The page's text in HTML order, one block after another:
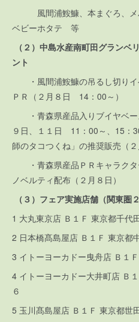
風間浦鮟鱇、本まぐろ、メ
ベビーホタテ 等
（２）中島水産南町田グラン
ント
・風間浦鮟鱇の吊るし切りイ
ＰＲ（２月８日 14：00～）
・青森県産品入りブイヤベー
９日、１１日 11：00～、15：
師のタコつくね」の推奨販売（
・青森県産品ＰＲキャラクタ
ノベルティ配布（２月８日）
（３）フェア実施店舗（関東圏
1 大丸東京店 Ｂ１Ｆ 東京都千代
2 日本橋髙島屋店 Ｂ１Ｆ 東京都
3 イトーヨーカドー曳舟店 Ｂ１
4 イトーヨーカドー大井町店 Ｂ
６
5 玉川髙島屋店 Ｂ１Ｆ 東京都世